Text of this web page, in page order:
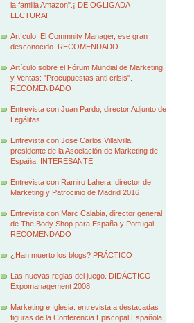
la familia Amazon".¡ DE OGLIGADA
LECTURA!
Artículo: El Commnity Manager, ese gran
desconocido. RECOMENDADO
Artículo sobre el Fórum Mundial de Marketing
y Ventas: "Procupuestas anti crisis".
RECOMENDADO
Entrevista con Juan Pardo, director Adjunto de
Legálitas.
Entrevista con Jose Carlos Villalvilla,
presidente de la Asociación de Marketing de
España. INTERESANTE
Entrevista con Ramiro Lahera, director de
Marketing y Patrocinio de Madrid 2016
Entrevista con Marc Calabia, director general
de The Body Shop para España y Portugal.
RECOMENDADO
¿Han muerto los blogs? PRÁCTICO
Las nuevas reglas del juego. DIDÁCTICO.
Expomanagement 2008
Marketing e Iglesia: entrevista a destacadas
figuras de la Conferencia Episcopal Española.